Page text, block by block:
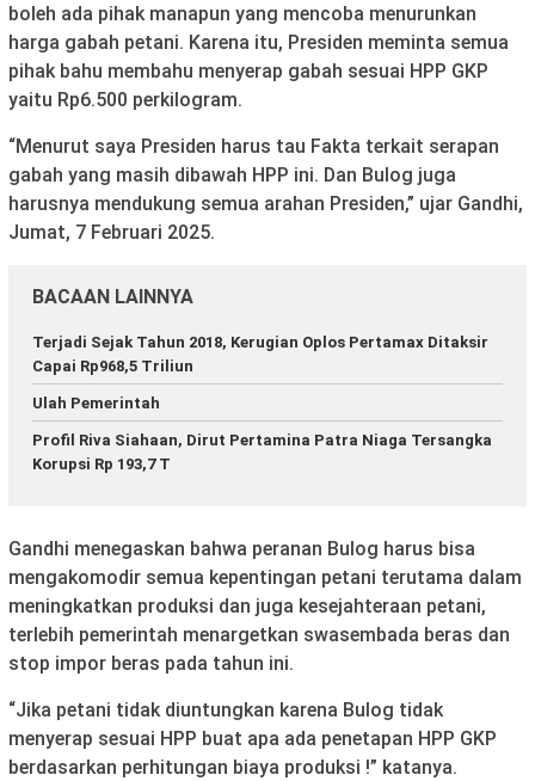
boleh ada pihak manapun yang mencoba menurunkan
harga gabah petani. Karena itu, Presiden meminta semua
pihak bahu membahu menyerap gabah sesuai HPP GKP
yaitu Rp6.500 perkilogram.
“Menurut saya Presiden harus tau Fakta terkait serapan
gabah yang masih dibawah HPP ini. Dan Bulog juga
harusnya mendukung semua arahan Presiden,” ujar Gandhi,
Jumat, 7 Februari 2025.
BACAAN LAINNYA
Terjadi Sejak Tahun 2018, Kerugian Oplos Pertamax Ditaksir
Capai Rp968,5 Triliun
Ulah Pemerintah
Profil Riva Siahaan, Dirut Pertamina Patra Niaga Tersangka
Korupsi Rp 193,7 T
Gandhi menegaskan bahwa peranan Bulog harus bisa
mengakomodir semua kepentingan petani terutama dalam
meningkatkan produksi dan juga kesejahteraan petani,
terlebih pemerintah menargetkan swasembada beras dan
stop impor beras pada tahun ini.
“Jika petani tidak diuntungkan karena Bulog tidak
menyerap sesuai HPP buat apa ada penetapan HPP GKP
berdasarkan perhitungan biaya produksi !” katanya.